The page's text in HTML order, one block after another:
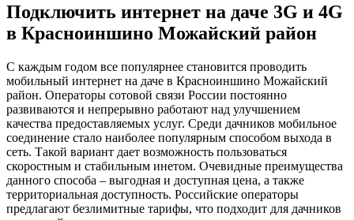
Подключить интернет на даче 3G и 4G
в Красноиншино Можайский район
С каждым годом все популярнее становится проводить
мобильный интернет на даче в Красноиншино Можайский
район. Операторы сотовой связи России постоянно
развиваются и непрерывно работают над улучшением
качества предоставляемых услуг. Среди дачников мобильное
соединение стало наиболее популярным способом выхода в
сеть. Такой вариант дает возможность пользоваться
скоростным и стабильным инетом. Очевидные преимущества
данного способа – выгодная и доступная цена, а также
территориальная доступность. Российские операторы
предлагают безлимитные тарифы, что подходит для дачников